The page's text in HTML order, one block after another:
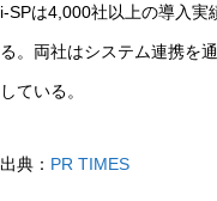
i-SPは4,000社以上の導入実
る。両社はシステム連携を
している。
出典： PR TIMES